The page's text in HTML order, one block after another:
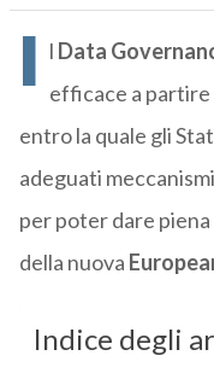
I l Data
efficace a partire
entro la quale gli
adeguati
per poter dare
della nuova
Indice degli